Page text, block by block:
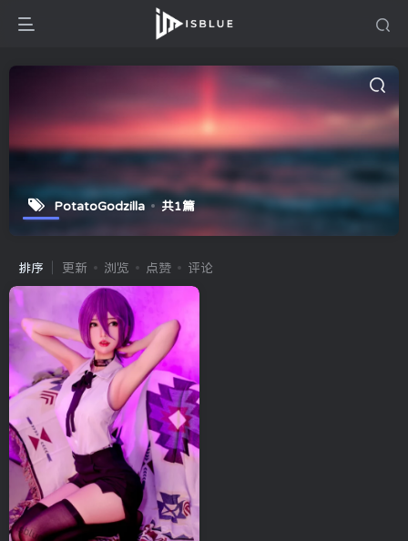
PotatoGodzilla 共1篇
排序 更新 浏览 点赞 评论